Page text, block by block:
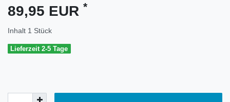
89,95 EUR *
Inhalt 1 Stück
Lieferzeit 2-5 Tage